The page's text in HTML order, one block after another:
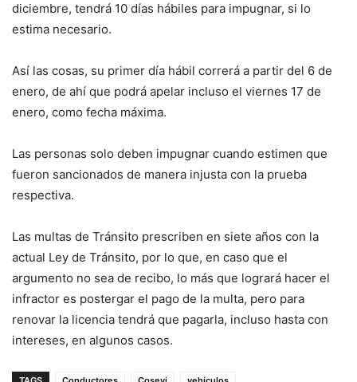
diciembre, tendrá 10 días hábiles para impugnar, si lo
estima necesario.
Así las cosas, su primer día hábil correrá a partir del 6 de
enero, de ahí que podrá apelar incluso el viernes 17 de
enero, como fecha máxima.
Las personas solo deben impugnar cuando estimen que
fueron sancionados de manera injusta con la prueba
respectiva.
Las multas de Tránsito prescriben en siete años con la
actual Ley de Tránsito, por lo que, en caso que el
argumento no sea de recibo, lo más que logrará hacer el
infractor es postergar el pago de la multa, pero para
renovar la licencia tendrá que pagarla, incluso hasta con
intereses, en algunos casos.